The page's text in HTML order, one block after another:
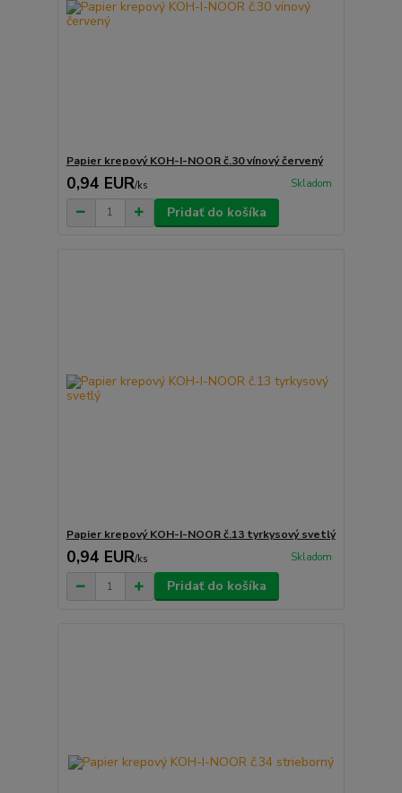
Papier krepový KOH-I-NOOR č.30 vínový červený
0,94 EUR/ks Skladom
Pridať do košíka
Papier krepový KOH-I-NOOR č.13 tyrkysový svetlý
0,94 EUR/ks Skladom
Pridať do košíka